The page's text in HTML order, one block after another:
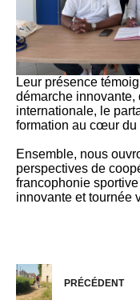
Leur présence
démarche
internationale, le
formation au cœur du
Ensemble, nous
perspectives de
francophonie
innovante et tournée
PRÉCÉDENT